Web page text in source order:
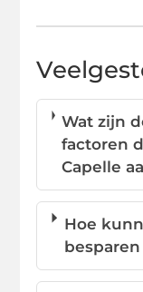
Wat zijn
factoren
Capelle
Hoe